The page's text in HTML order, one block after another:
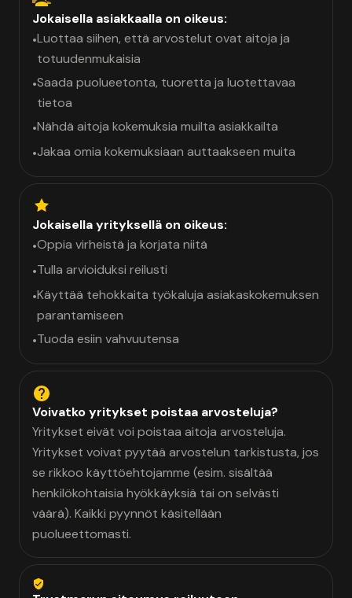
Jokaisella asiakkaalla on oikeus:
•Luottaa siihen, että arvostelut ovat aitoja ja
totuudenmukaisia
•Saada puolueetonta, tuoretta ja luotettavaa
tietoa
•Nähdä aitoja kokemuksia muilta asiakkailta
•Jakaa omia kokemuksiaan auttaakseen muita
Jokaisella yrityksellä on oikeus:
•Oppia virheistä ja korjata niitä
•Tulla arvioiduksi reilusti
•Käyttää tehokkaita työkaluja asiakaskokemuksen
parantamiseen
•Tuoda esiin vahvuutensa
Voivatko yritykset poistaa arvosteluja?
Yritykset eivät voi poistaa aitoja arvosteluja.
Yritykset voivat pyytää arvostelun tarkistusta, jos
se rikkoo käyttöehtojamme (esim. sisältää
henkilökohtaisia hyökkäyksiä tai on selvästi
väärä). Kaikki pyynnöt käsitellään
puolueettomasti.